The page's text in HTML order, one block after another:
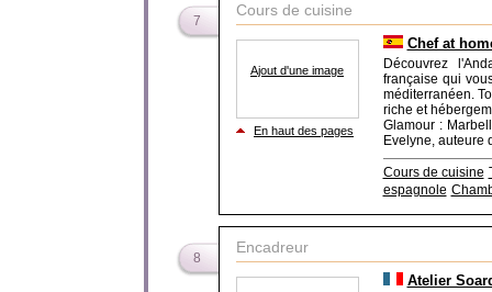
7
Cours de cuisine
Ajout d'une image
En haut des pages
Chef at
Découvrez
française qui
méditerranéen.
riche et
Glamour :
Evelyne, auteure
Cours de cuisine
espagnole
8
Encadreur
Atelier